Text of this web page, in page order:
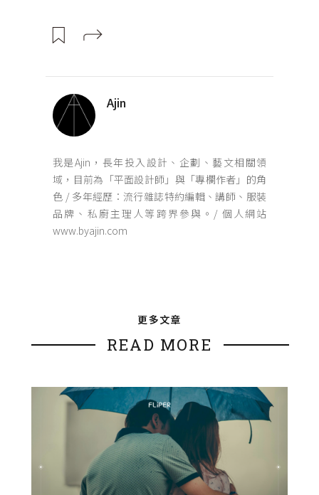
Ajin
我是Ajin，長年投入設計、企劃、藝文相關領
域，目前為「平面設計師」與「專欄作者」的角
色 / 多年經歷：流行雜誌特約編輯、講師、服裝
品牌、私廚主理人等跨界參與。/ 個人網站
www.byajin.com
更多文章
READ MORE